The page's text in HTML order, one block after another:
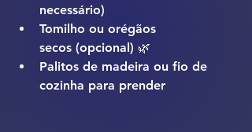
necessário)
Tomilho ou orégãos
secos (opcional) 🌿
Palitos de madeira ou fio de
cozinha para prender